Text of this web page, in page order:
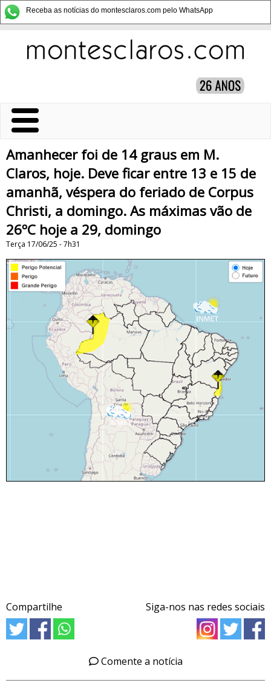
Receba as notícias do montesclaros.com pelo WhatsApp
Amanhecer foi de 14 graus em M.
Claros, hoje. Deve ficar entre 13 e 15 de
amanhã, véspera do feriado de Corpus
Christi, a domingo. As máximas vão de
26ºC hoje a 29, domingo
Terça 17/06/25 - 7h31
Compartilhe Siga-nos nas redes sociais
Comente a notícia